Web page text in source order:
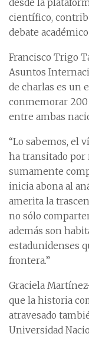
desde la
científico,
debate
Francisco Trigo
Asuntos
de charlas es un
conmemorar 200
entre ambas
“Lo sabemos, el
ha transitado
sumamente
inicia abona al
amerita la
no sólo
además son
estadunidenses
frontera.”
Graciela
que la historia
atravesado
Universidad